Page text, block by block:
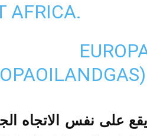
AFRICA.
—
على نفس الاتجاه